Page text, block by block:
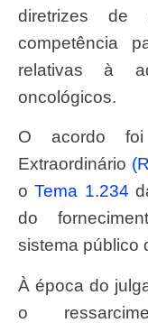
diretrizes de
competência
relativas à
oncológicos.
O acordo foi apresentado no Recurso
Extraordinário
oTema 1.234
do
sistema público
À época do julgamento do tema, foi fixado que
o